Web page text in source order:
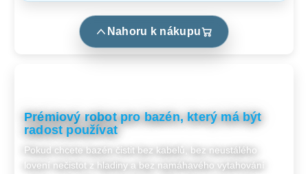
Nahoru k nákupu
Prémiový robot pro bazén, který má být
radost používat
Pokud chcete bazén čistit bez kabelů, bez neustálého
lovení nečistot z hladiny a bez namáhavého vytahování